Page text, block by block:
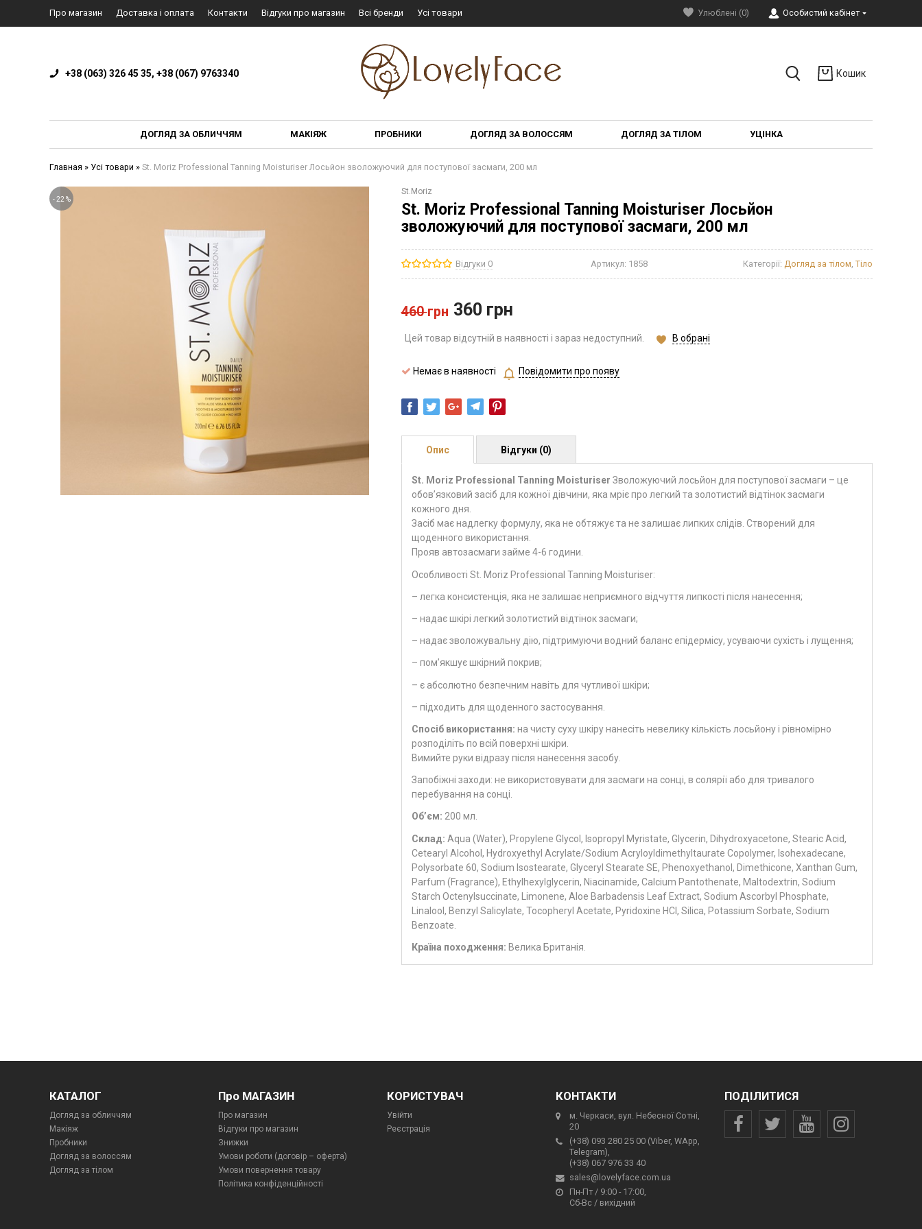
Про магазин Доставка і оплата Контакти Відгуки про магазин Всі бренди Усі товари Улюблені (0) Особистий кабінет
+38 (063) 326 45 35, +38 (067) 9763340 Кошик
ДОГЛЯД ЗА ОБЛИЧЧЯМ МАКІЯЖ ПРОБНИКИ ДОГЛЯД ЗА ВОЛОССЯМ ДОГЛЯД ЗА ТІЛОМ УЦІНКА
Главная » Усі товари » St. Moriz Professional Tanning Moisturiser Лосьйон зволожуючий для поступової засмаги, 200 мл
-22 %
St.Moriz
St. Moriz Professional Tanning Moisturiser Лосьйон
зволожуючий для поступової засмаги, 200 мл
Відгуки 0 Артикул: 1858 Категорії: Догляд за тілом Тіло
460грн 360 грн
Цей товар відсутній в наявності і зараз недоступний. В обрані
Немає в наявності Повідомити про появу
Опис
St. Moriz Professional Tanning Moisturiser Зволожуючий лосьйон для поступової засмаги – це
обовʼязковий засіб для кожної дівчини, яка мріє про легкий та золотистий відтінок засмаги
кожного дня.
Засіб має надлегку формулу, яка не обтяжує та не залишає липких слідів. Створений для
щоденного використання.
Прояв автозасмаги займе 4-6 години.
Особливості St. Moriz Professional Tanning Moisturiser:
– легка консистенція, яка не залишає неприємного відчуття липкості після нанесення;
– надає шкірі легкий золотистий відтінок засмаги;
– надає зволожувальну дію, підтримуючи водний баланс епідермісу, усуваючи сухість і лущення;
– пом’якшує шкірний покрив;
– є абсолютно безпечним навіть для чутливої шкіри;
– підходить для щоденного застосування.
Спосіб використання: на чисту суху шкіру нанесіть невелику кількість лосьйону і рівномірно
розподіліть по всій поверхні шкіри.
Вимийте руки відразу після нанесення засобу.
Запобіжні заходи: не використовувати для засмаги на сонці, в солярії або для тривалого
перебування на сонці.
Об’єм: 200 мл.
Склад: Aqua (Water), Propylene Glycol, Isopropyl Myristate, Glycerin, Dihydroxyacetone, Stearic Acid,
Cetearyl Alcohol, Hydroxyethyl Acrylate/Sodium Acryloyldimethyltaurate Copolymer, Isohexadecane,
Polysorbate 60, Sodium Isostearate, Glyceryl Stearate SE, Phenoxyethanol, Dimethicone, Xanthan Gum,
Parfum (Fragrance), Ethylhexylglycerin, Niacinamide, Calcium Pantothenate, Maltodextrin, Sodium
Starch Octenylsuccinate, Limonene, Aloe Barbadensis Leaf Extract, Sodium Ascorbyl Phosphate,
Linalool, Benzyl Salicylate, Tocopheryl Acetate, Pyridoxine HCl, Silica, Potassium Sorbate, Sodium
Benzoate.
Країна походження: Велика Британія.
Відгуки (0)
КАТАЛОГ
Догляд за обличчям
Макіяж
Пробники
Догляд за волоссям
Догляд за тілом
Про МАГАЗИН
Про магазин
Відгуки про магазин
Знижки
Умови роботи (договір – оферта)
Умови повернення товару
Політика конфіденційності
КОРИСТУВАЧ
Увійти
Реєстрація
КОНТАКТИ
м. Черкаси, вул. Небесної Сотні,
20
(+38) 093 280 25 00 (Viber, WApp,
Telegram),
(+38) 067 976 33 40
sales@lovelyface.com.ua
Пн-Пт / 9:00 - 17:00,
Сб-Вс / вихідний
ПОДІЛИТИСЯ